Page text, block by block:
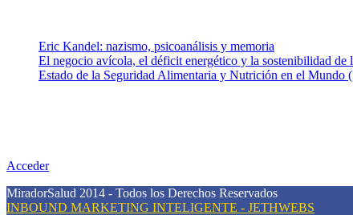
Eric Kandel: nazismo, psicoanálisis y memoria
El negocio avícola, el déficit energético y la sostenibilidad de
Estado de la Seguridad Alimentaria y Nutrición en el Mundo
Acceder
MiradorSalud 2014 - Todos los Derechos Reservados
INBOUND MARKETING INTELIGENTE - JETHWEBS